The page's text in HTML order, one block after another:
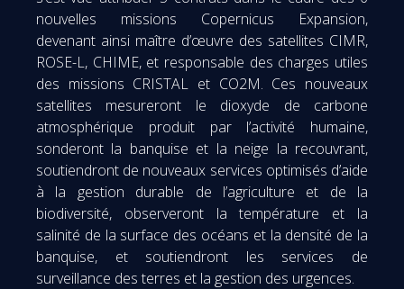
nouvelles missions Copernicus Expansion,
devenant ainsi maître d’œuvre des satellites CIMR,
ROSE-L, CHIME, et responsable des charges utiles
des missions CRISTAL et CO2M. Ces nouveaux
satellites mesureront le dioxyde de carbone
atmosphérique produit par l’activité humaine,
sonderont la banquise et la neige la recouvrant,
soutiendront de nouveaux services optimisés d’aide
à la gestion durable de l’agriculture et de la
biodiversité, observeront la température et la
salinité de la surface des océans et la densité de la
banquise, et soutiendront les services de
surveillance des terres et la gestion des urgences.